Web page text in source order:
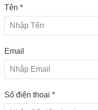
Tên *
Email
Số điện thoại *